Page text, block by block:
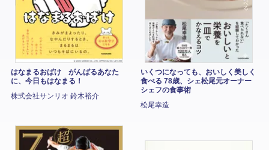
はなまるおばけ がんばるあなた
に、今日もはなまる！
株式会社サンリオ 鈴木裕介
いくつになっても、おいしく美しく
食べる 78歳、シェ松尾元オーナー
シェフの食事術
松尾幸造